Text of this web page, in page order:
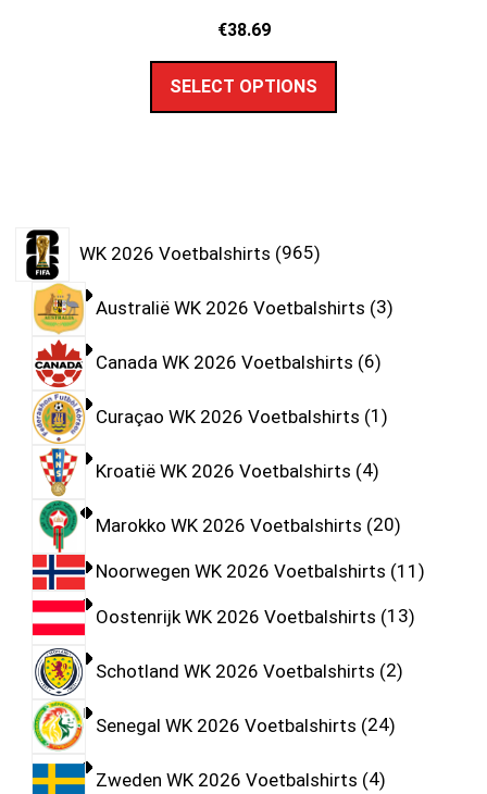
€38.69
SELECT OPTIONS
WK 2026 Voetbalshirts 965
Australië WK 2026 Voetbalshirts 3
Canada WK 2026 Voetbalshirts 6
Curaçao WK 2026 Voetbalshirts 1
Kroatië WK 2026 Voetbalshirts 4
Marokko WK 2026 Voetbalshirts 20
Noorwegen WK 2026 Voetbalshirts 11
Oostenrijk WK 2026 Voetbalshirts 13
Schotland WK 2026 Voetbalshirts 2
Senegal WK 2026 Voetbalshirts 24
Zweden WK 2026 Voetbalshirts 4